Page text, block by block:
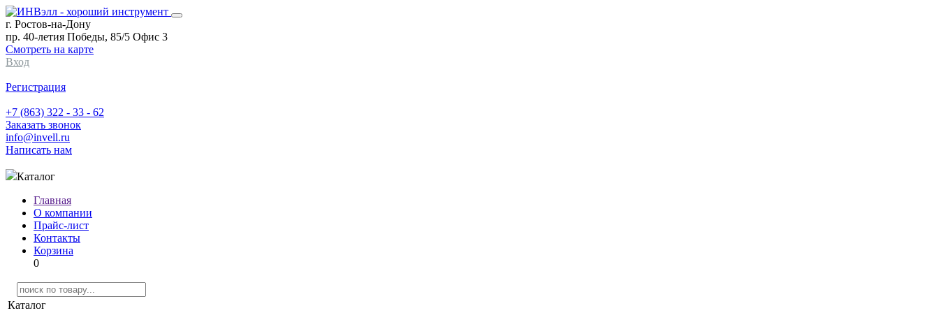
г. Ростов-на-Дону
пр. 40-летия Победы, 85/5 Офис 3
Смотреть на карте
Вход
Регистрация
+7 (863) 322 - 33 - 62
Заказать звонок
info@invell.ru
Написать нам
Каталог
Главная
О компании
Прайс-лист
Контакты
Корзина
0
Каталог